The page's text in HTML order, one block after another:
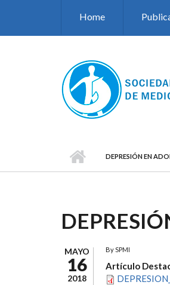
Home
DEPRESIÓN EN
MAYO
16
2018
BySPMI
Artículo